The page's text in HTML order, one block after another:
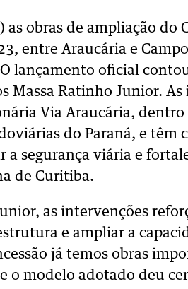
obras de ampliação do
entre Araucária e
lançamento oficial
Massa Ratinho Junior.
Via Araucária, dentro
do Paraná, e têm
segurança viária e
de Curitiba.
as intervenções
e ampliar a
já temos obras
o modelo adotado deu